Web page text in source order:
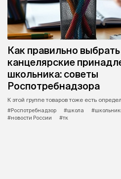
Как правильно выбрать
канцелярские
школьника: советы
Роспотребнадзора
К этой группе товаров тоже есть
#Роспотребнадзор
#школа
#новости России
#тк